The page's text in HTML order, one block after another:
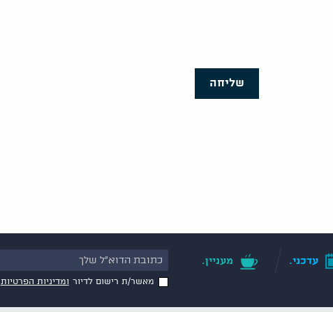
שליחה
עדכני. מעניין.
מאשר/ת רישום לדיור ומדיניות הפרטיות